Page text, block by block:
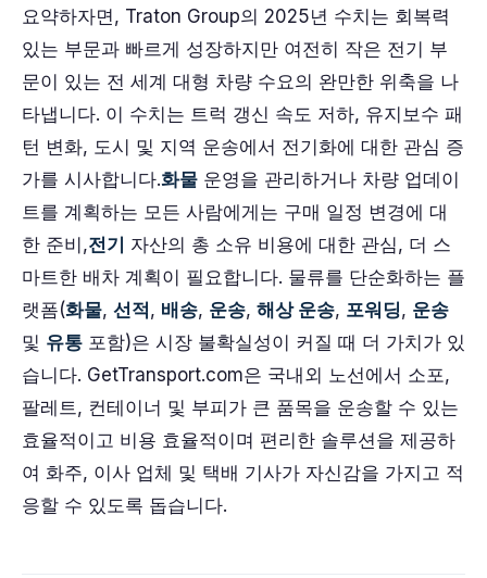
요약하자면, Traton Group의 2025년 수치는 회복력
있는 부문과 빠르게 성장하지만 여전히 작은 전기 부
문이 있는 전 세계 대형 차량 수요의 완만한 위축을 나
타냅니다. 이 수치는 트럭 갱신 속도 저하, 유지보수 패
턴 변화, 도시 및 지역 운송에서 전기화에 대한 관심 증
가를 시사합니다.화물 운영을 관리하거나 차량 업데이
트를 계획하는 모든 사람에게는 구매 일정 변경에 대
한 준비,전기
자산의 총 소유 비용에 대한 관심, 더 스
마트한 배차 계획이 필요합니다. 물류를 단순화하는 플
랫폼(화물, 선적, 배송, 운송, 해상 운송, 포워딩, 운송
및 유통 포함)은 시장 불확실성이 커질 때 더 가치가 있
습니다. GetTransport.com은 국내외 노선에서 소포,
팔레트, 컨테이너 및 부피가 큰 품목을 운송할 수 있는
효율적이고 비용 효율적이며 편리한 솔루션을 제공하
여 화주, 이사 업체 및 택배 기사가 자신감을 가지고 적
응할 수 있도록 돕습니다.